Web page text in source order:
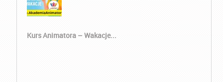
Kurs Animatora – Wakacje...